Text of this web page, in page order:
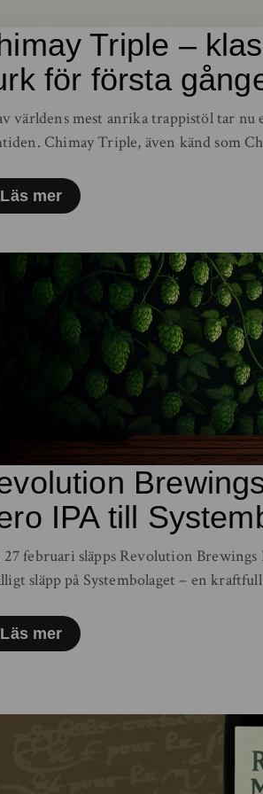
Triple –
för första
världens mest anrika trappistöl tar
Chimay Triple, även känd som
Läs mer
IPA till
27 februari släpps Revolution
släpp på Systembolaget – en
Läs mer